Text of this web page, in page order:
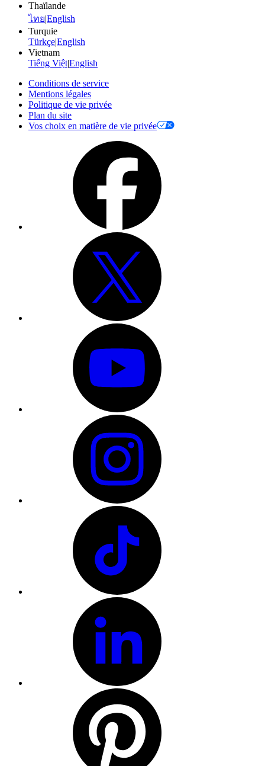
Thaïlande
ไทย English
Turquie
TürkçeEnglish
Vietnam
Tiếng Việt|English
Conditions de service
Mentions légales
Politique de vie privée
Plan du site
Vos choix en matière de vie privée